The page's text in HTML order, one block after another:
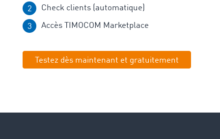
Check clients (automatique)
Accès TIMOCOM Marketplace
Testez dès maintenant et gratuitement